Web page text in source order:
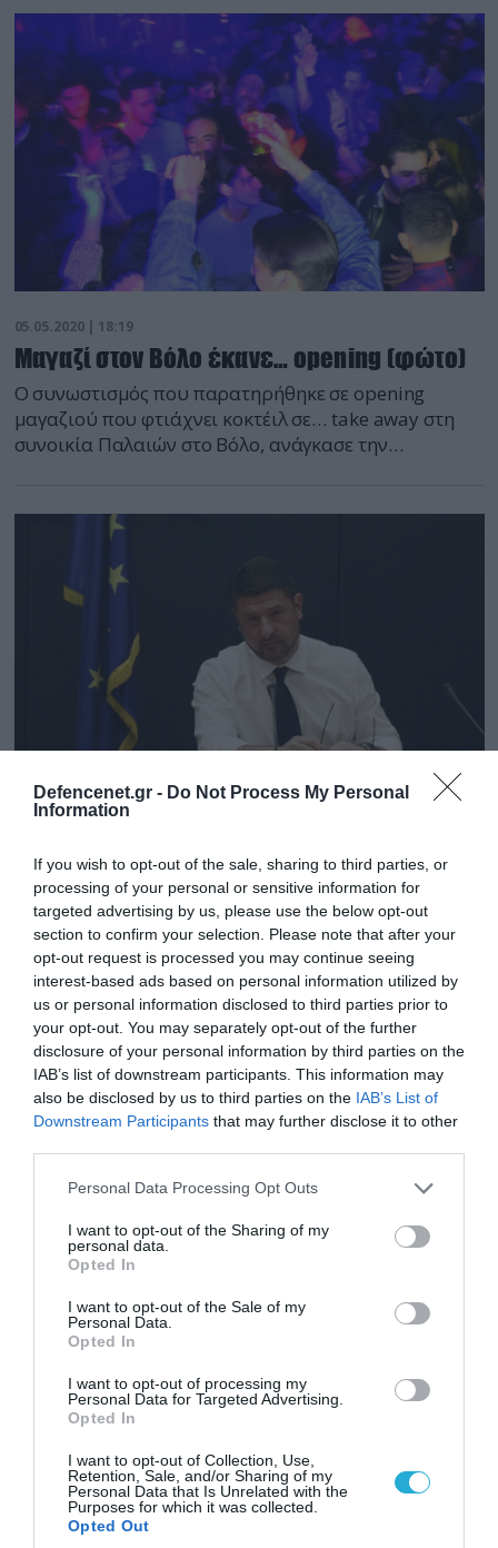
Defencenet.gr - Do Not Process My Personal
Information
If you wish to opt-out of the sale, sharing to third parties, or
processing of your personal or sensitive information for
targeted advertising by us, please use the below opt-out
section to confirm your selection. Please note that after your
opt-out request is processed you may continue seeing
interest-based ads based on personal information utilized by
us or personal information disclosed to third parties prior to
your opt-out. You may separately opt-out of the further
disclosure of your personal information by third parties on the
IAB’s list of downstream participants. This information may
also be disclosed by us to third parties on the IAB’s List of
Downstream Participants that may further disclose it to other
Please note that this website/app uses one or more Google
not limited to your visit or usage behaviour. You may click to
grant or deny consent to Google and its third-party tags to
use your data for below specified purposes in below Google
consent section.
Personal Data Processing Opt Outs
I want to opt-out of the Sharing of my
personal data.
Opted In
I want to opt-out of the Sale of my
Personal Data.
Opted In
I want to opt-out of processing my
Personal Data for Targeted Advertising.
Opted In
I want to opt-out of Collection, Use,
Retention, Sale, and/or Sharing of my
Personal Data that Is Unrelated with the
Purposes for which it was collected.
Opted Out
μέσα στον μήνα, θα φτάσουν στην χώρα τρεις με έξη
μήνες αργότερα. Οι καθυστερήσεις πρόκειται να
επηρεάσουν […]
05.05.2020 | 18:19
Μαγαζί στον Βόλο έκανε… opening (φώτο)
Ο συνωστισμός που παρατηρήθηκε σε opening
μαγαζιού που φτιάχνει κοκτέιλ σε… take away στη
συνοικία Παλαιών στο Βόλο, ανάγκασε την
στενά της συνοικίας των Παλαιών, στο opening του
κυρίως ηλικίας έφτασαν στο σημείο για να
απολαύσουν τη βραδιά μαζί με […]
Ν. Χαρδαλιάς: «Μπαρ στήνουν στη “ζούλα”
πάρτι – Δεν επιτρέπεται να παίζουν
μουσική στις 11 το βράδυ»
Έξαλλος ήταν κατά τη καθιερωμένη ενημέρωση τον
συντακτών Υγείας για τον κορωνοϊό, ο υφυπουργός
Πολιτικής Προστασίας, Νίκος Χαρδαλιάς.
Παίρνοντας τον λόγο ο κ. Χαρδαλιάς ανέφερε πως
έχει ξεκινήσεις μια νέα καθημερινότητα, ιδιαίτερα
ρευστή και κρίσιμη για την επόμενη πορεία. Σε αυτό
το πλαίσιο, υπογράμμισε τη σημασία ατομικής
προστασίας και των κανόνων υγιεινής, γιατί από
αυτά […]
04.05.2020 | 15:26
Ν.Χαρδαλιάς: «Δεν υπάρχει απαγόρευση
για μετά τις 12 τα μεσάνυχτα»
Ο Υφυπουργός Πολιτικής Προστασίας, Νίκος
Χαρδαλιάς, κατά τη διάρκεια της καθιερωμένης